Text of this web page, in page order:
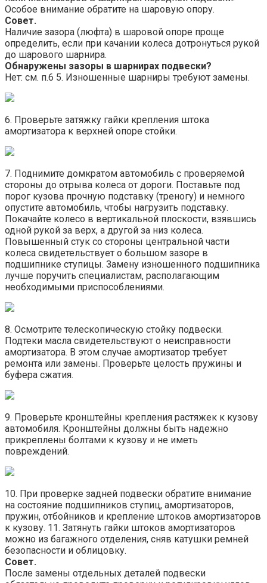
Особое внимание обратите на шаровую опору.
Совет.
Наличие зазора (люфта) в шаровой опоре проще
определить, если при качании колеса дотронуться рукой
до шарового шарнира.
Обнаружены зазоры в шарнирах подвески?
Нет: см. п.6 5. Изношенные шарниры требуют замены.
6. Проверьте затяжку гайки крепления штока
амортизатора к верхней опоре стойки.
7. Поднимите домкратом автомобиль с проверяемой
стороны до отрыва колеса от дороги. Поставьте под
порог кузова прочную подставку (треногу) и немного
опустите автомобиль, чтобы нагрузить подставку.
Покачайте колесо в вертикальной плоскости, взявшись
одной рукой за верх, а другой за низ колеса.
Повышенный стук со стороны центральной части
колеса свидетельствует о большом зазоре в
подшипнике ступицы. Замену изношенного подшипника
лучше поручить специалистам, располагающим
необходимыми приспособлениями.
8. Осмотрите телескопическую стойку подвески.
Подтеки масла свидетельствуют о неисправности
амортизатора. В этом случае амортизатор требует
ремонта или замены. Проверьте целость пружины и
буфера сжатия.
9. Проверьте кронштейны крепления растяжек к кузову
автомобиля. Кронштейны должны быть надежно
прикреплены болтами к кузову и не иметь
повреждений.
10. При проверке задней подвески обратите внимание
на состояние подшипников ступиц, амортизаторов,
пружин, отбойников и крепление штоков амортизаторов
к кузову. 11. Затянуть гайки штоков амортизаторов
можно из багажного отделения, сняв катушки ремней
безопасности и облицовку.
Совет.
После замены отдельных деталей подвески